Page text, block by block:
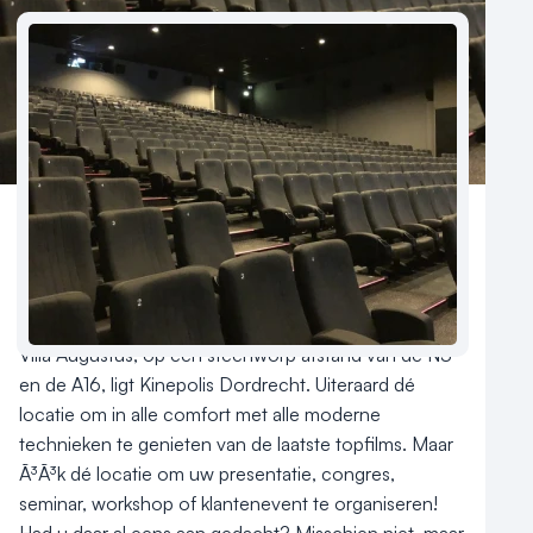
Reviews (5⭐️)
Contact
Kinepolis Dordrecht: meer dan alleen film. Gelegen
aan de rand van het centrum van Dordrecht, aan het
prachtige Wantij, met uitzicht op de Stadswerven en
Villa Augustus, op een steenworp afstand van de N3
en de A16, ligt Kinepolis Dordrecht. Uiteraard dé
locatie om in alle comfort met alle moderne
technieken te genieten van de laatste topfilms. Maar
Ã³Ã³k dé locatie om uw presentatie, congres,
seminar, workshop of klantenevent te organiseren!